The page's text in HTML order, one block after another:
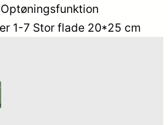
1-7 Stor flade 20*25 cm